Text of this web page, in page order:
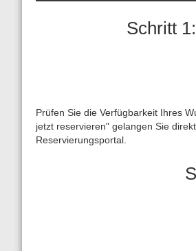
Schritt
Prüfen Sie die Verfügbarkeit Ihres
jetzt reservieren" gelangen Sie
Reservierungsportal.